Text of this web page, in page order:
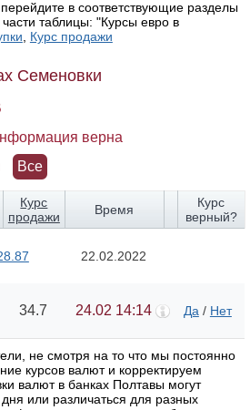
в соответствующие разделы
таблицы: "Курсы евро в
Курс продажи
Семеновки
верна
Все
Курс
продажи
Время
Курс
верный?
22.02.2022
34.7 24.02 14:14 Да / Нет
не смотря на то что мы постоянно
курсов валют и корректируем
валют в банках Полтавы могут
или различаться для разных